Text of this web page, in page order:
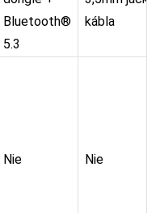
Bluetooth®
5.3
kábla
Nie Nie